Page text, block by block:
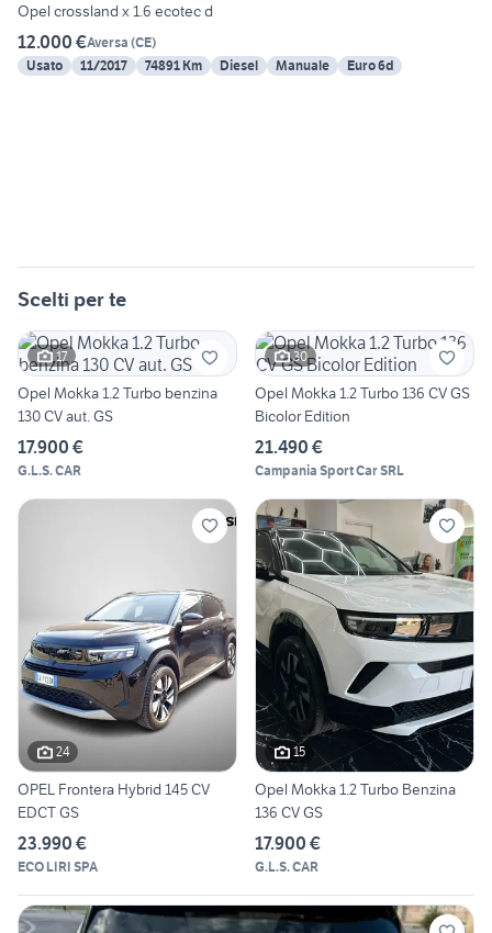
Opel crossland x 1.6 ecotec d
12.000 €Aversa (CE)
Usato
11/2017 74891 Km Diesel Manuale Euro 6d
Scelti per te
17
Opel Mokka 1.2 Turbo benzina
130 CV aut. GS
17.900 €
G.L.S. CAR
30
Opel Mokka 1.2 Turbo 136 CV GS
Bicolor Edition
21.490 €
Campania Sport Car SRL
24
OPEL Frontera Hybrid 145 CV
EDCT GS
23.990 €
ECO LIRI SPA
15
Opel Mokka 1.2 Turbo Benzina
136 CV GS
17.900 €
G.L.S. CAR